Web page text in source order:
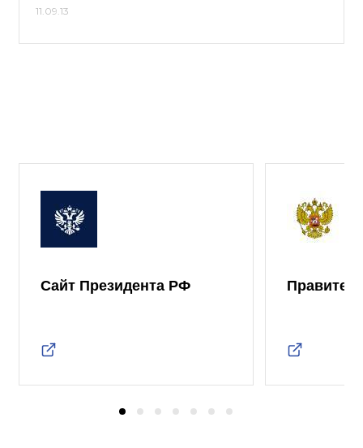
11.09.13
Сайт Президента РФ